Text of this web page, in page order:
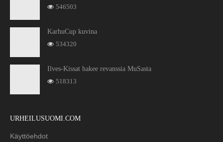
546503
KarhuCup kuvina
534320
Ilves-Kissat hakee revanssia MuSasta
518313
URHEILUSUOMI.COM
Käyttöehdot